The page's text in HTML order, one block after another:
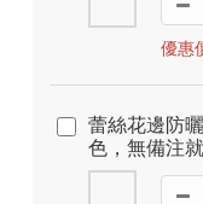
優惠
蕾絲花邊防
色，無備注